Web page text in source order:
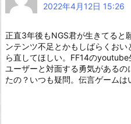
2022年4月12日 15:26
正直3年後もNGS君が生きてると
ンテンツ不足とかもしばらくお
ら直してほしい。FF14のyoutube
ユーザーと対面する勇気がある
たの？いつも疑問。伝言ゲームは